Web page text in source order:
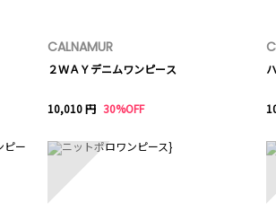
CALNAMUR
２ＷＡＹデニムワンピース
10,010 円 30%OFF